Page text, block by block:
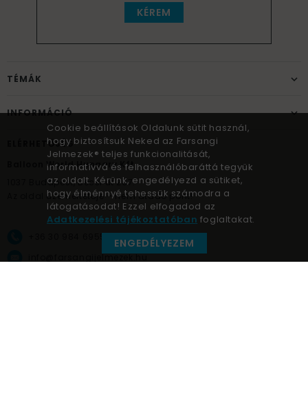
KÉREM
TÉMÁK
INFORMÁCIÓ
ELÉRHETŐSÉG
Balloon World Hungary Kft.
Budapest, Bécsi út 267.
Az oldal üzemeltetője – nem átadó pont!
+36 30 984 6955
info@farsangijelmezek.hu
Cookie beállítások Oldalunk sütit használ,
hogy biztosítsuk Neked az Farsangi
Jelmezek® teljes funkcionalitását,
informatívvá és felhasználóbaráttá tegyük
az oldalt. Kérünk, engedélyezd a sütiket,
hogy élménnyé tehessük számodra a
látogatásodat! Ezzel elfogadod az
Adatkezelési tájékoztatóban foglaltakat.
ENGEDÉLYEZEM